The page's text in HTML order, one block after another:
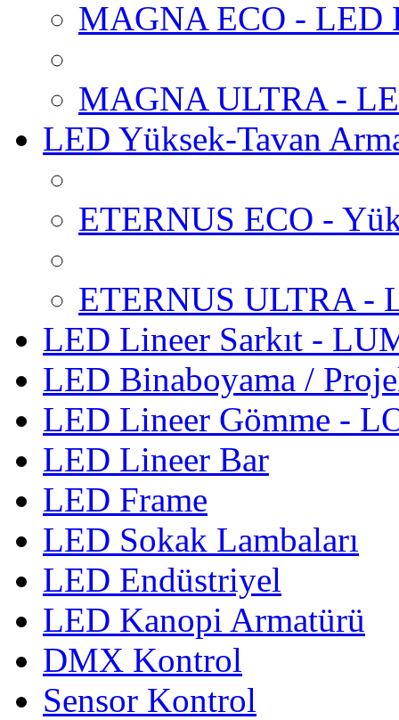
MAGNA ECO - LED
MAGNA ULTRA -
LED Yüksek-Tavan
ETERNUS ECO -
ETERNUS ULTRA -
LED Lineer Sarkıt -
LED Binaboyama /
LED Lineer Gömme -
LED Lineer Bar
LED Frame
LED Sokak Lambaları
LED Endüstriyel
LED Kanopi Armatürü
DMX Kontrol
Sensor Kontrol